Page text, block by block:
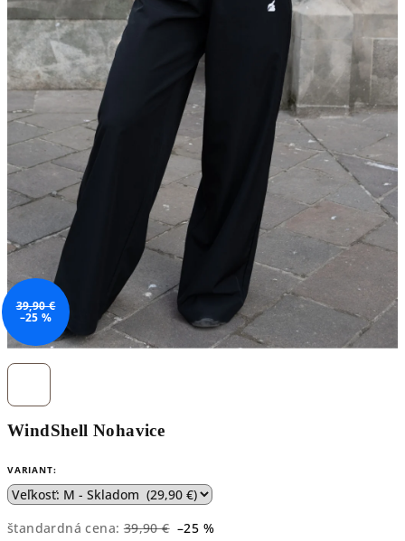
WindShell Nohavice
VARIANT:
štandardná cena: 39,90 € –25 %
39,90 €
–25 %